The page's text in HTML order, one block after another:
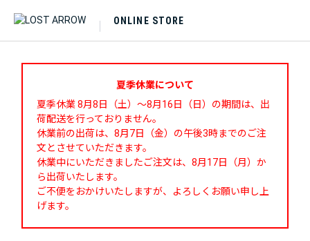
ONLINE STORE
夏季休業について
夏季休業 8月8日（土）～8月16日（日）の期間は、出
荷配送を行っておりません。
休業前の出荷は、8月7日（金）の午後3時までのご注
文とさせていただきます。
休業中にいただきましたご注文は、8月17日（月）か
ら出荷いたします。
ご不便をおかけいたしますが、よろしくお願い申し上
げます。